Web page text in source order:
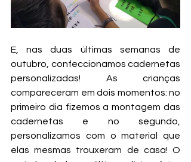
E, nas duas últimas semanas de
outubro, confeccionamos cadernetas
personalizadas! As crianças
compareceram em dois momentos: no
primeiro dia fizemos a montagem das
cadernetas e no segundo,
personalizamos com o material que
elas mesmas trouxeram de casa! O